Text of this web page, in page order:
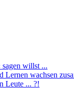
sagen willst ...
Lernen wachsen
Leute ... ?!